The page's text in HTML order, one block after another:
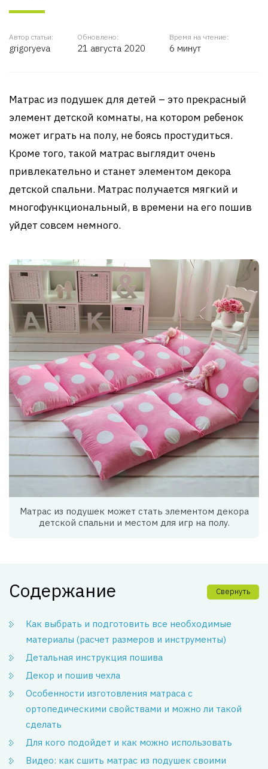
Автор статьи:
grigoryeva
Обновлено:
21 августа 2020
Время на чтение:
6 минут
Матрас из подушек для детей – это прекрасный
элемент детской комнаты, на котором ребенок
может играть на полу, не боясь простудиться.
Кроме того, такой матрас выглядит очень
привлекательно и станет элементом декора
детской спальни. Матрас получается мягкий и
многофункциональный, в времени на его пошив
уйдет совсем немного.
Матрас из подушек может стать элементом декора
детской спальни и местом для игр на полу.
Содержание Свернуть
Как выбрать и подготовить все необходимые
материалы (расчет размеров и инструменты)
Детальная инструкция пошива
Декор и пошив чехла
Особенности изготовления матраса с
ортопедическими свойствами и можно ли такой
сделать
Для кого подойдет и как можно использовать
Видео: как сшить матрас из подушек своими